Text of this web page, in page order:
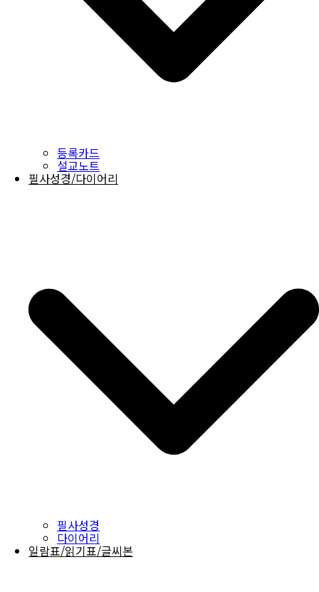
등록카드
설교노트
필사성경/다이어리
필사성경
다이어리
일람표/읽기표/글씨본